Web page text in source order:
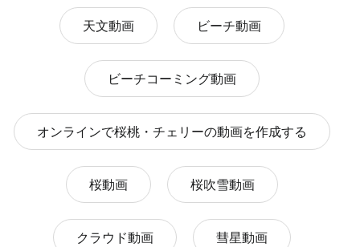
天文動画 ビーチ動画
ビーチコーミング動画
オンラインで桜桃・チェリーの動画を作成する
桜動画 桜吹雪動画
クラウド動画 彗星動画